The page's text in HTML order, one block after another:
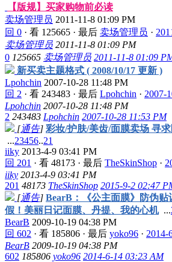
【版规】买家购物前必读
卖场管理员 2011-11-8 01:09 PM
回 0 · 看 125665 · 最后 卖场管理员 ·
卖场管理员 2011-11-8 01:09 PM
0 125665 卖场管理员 2011-11-8 01:09
新买卖主题格式 ( 2008/10/17 更新 )
Lpohchin 2007-10-28 11:48 PM
回 2 · 看 243483 · 最后 Lpohchin · 2007-
Lpohchin 2007-10-28 11:48 PM
2 243483 Lpohchin 2007-10-28 11:53 PM
[通告] 彩妆/护肤/美齿/面膜卖场 寻求
...23456..21
iiky 2013-4-9 03:41 PM
回 201 · 看 48173 · 最后 TheSkinShop ·
iiky 2013-4-9 03:41 PM
201 48173 TheSkinShop 2015-9-2 02:47
[通告] BearB：《公主面膜》防伪
假！美丽日记面膜、丹提、我的心机 ...
BearB 2009-10-19 04:38 PM
回 602 · 看 185806 · 最后 yoko96 · 2014-
BearB 2009-10-19 04:38 PM
602 185806 yoko96 2014-6-14 03:23 AM